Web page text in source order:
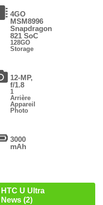
4GO
MSM8996
Snapdragon
821 SoC
128GO
Storage
12-MP,
f/1.8
1
Arrière
Appareil
Photo
3000
mAh
HTC U Ultra
News (2)